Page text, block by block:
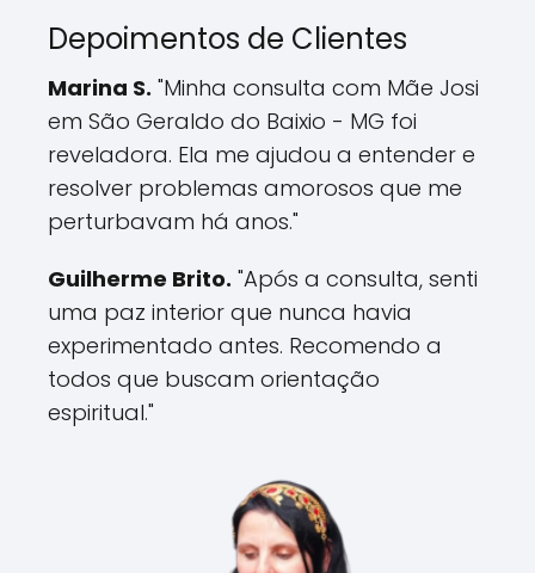
Depoimentos de Clientes
Marina S. "Minha consulta com Mãe Josi
em São Geraldo do Baixio - MG foi
reveladora. Ela me ajudou a entender e
resolver problemas amorosos que me
perturbavam há anos."
Guilherme Brito. "Após a consulta, senti
uma paz interior que nunca havia
experimentado antes. Recomendo a
todos que buscam orientação
espiritual."